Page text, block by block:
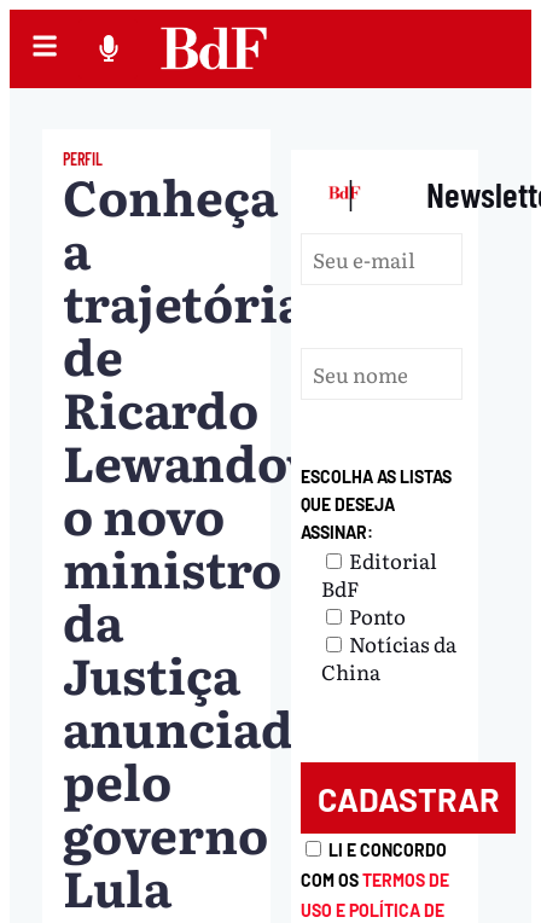
PERFIL
Conheça
a
trajetória
de
Ricardo
Lewandowski,
o novo
ministro
da
Justiça
anunciado
pelo
governo
Lula
|
ESCOLHA AS LISTAS
QUE DESEJA
ASSINAR:
Editorial
BdF
Ponto
Notícias da
China
LI E CONCORDO
COM OSTERMOS DE
USO E POLÍTICA DE